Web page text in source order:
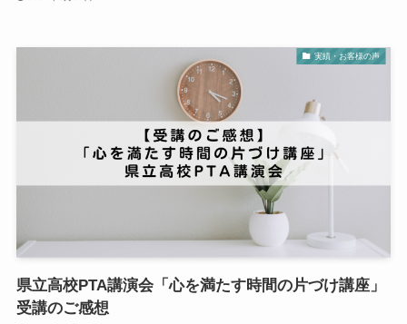
実績・お客様の声
県立高校PTA講演会「心を満たす時間の片づけ講座」
受講のご感想